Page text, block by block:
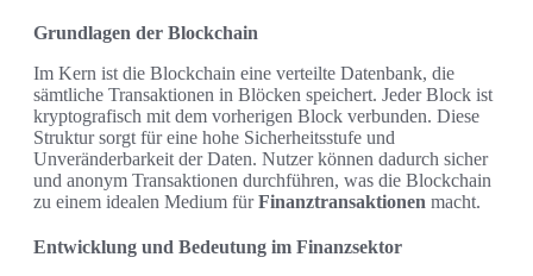
Grundlagen der Blockchain
Im Kern ist die Blockchain eine verteilte Datenbank, die
sämtliche Transaktionen in Blöcken speichert. Jeder Block ist
kryptografisch mit dem vorherigen Block verbunden. Diese
Struktur sorgt für eine hohe Sicherheitsstufe und
Unveränderbarkeit der Daten. Nutzer können dadurch sicher
und anonym Transaktionen durchführen, was die Blockchain
zu einem idealen Medium fürFinanztransaktionen macht.
Entwicklung und Bedeutung im Finanzsektor